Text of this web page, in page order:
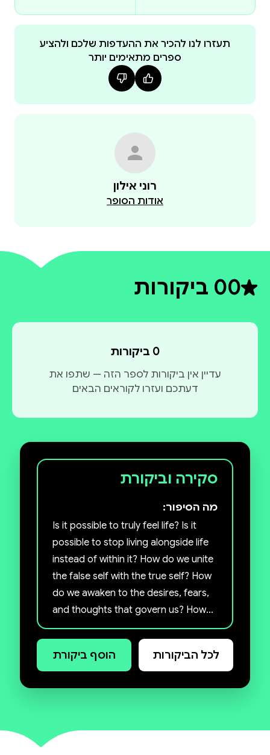
faith, and health.
תעזרו לנו להכיר את ההעדפות שלכם ולהציע
ספרים מתאימים יותר
רוני אילון
אודות הסופר
0דירוג ממוצע 0 מתוך 5
0 ביקורות
0 ביקורות
עדיין אין ביקורות לספר הזה — שתפו את
דעתכם ועזרו לקוראים הבאים
סקירה וביקורת
מה הסיפור:
Is it possible to truly feel life? Is it
possible to stop living alongside life
instead of within it? How do we unite
the false self with the true self? How
do we awaken to the desires, fears,
and thoughts that govern us? How
can we clear the inner noise and
touch the pure root of our
personality?
detoxing from addictive behaviors,
לכל הביקורות הוסף ביקורת